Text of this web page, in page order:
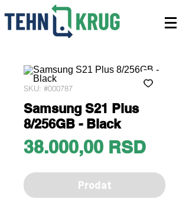
SKU: #000787
Samsung S21 Plus
8/256GB - Black
38.000,00 RSDPrice
Prodat